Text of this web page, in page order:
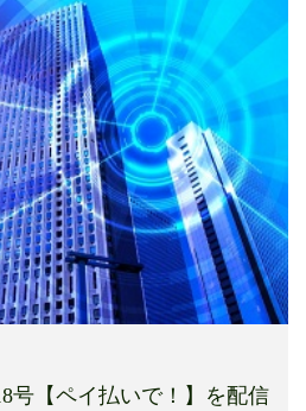
号【ペイ払いで！】を配信